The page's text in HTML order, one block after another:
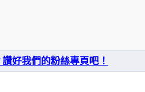
好我們的粉絲專頁吧！